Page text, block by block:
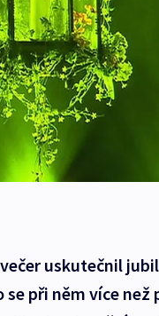
uskutečnil
se při něm více